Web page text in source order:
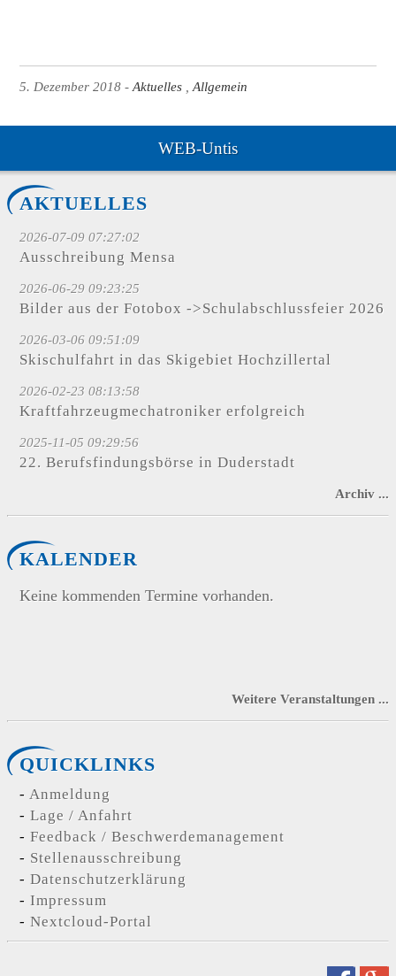
5. Dezember 2018 Aktuelles Allgemein
WEB-Untis
AKTUELLES
2026-07-09 07:27:02
Ausschreibung Mensa
2026-06-29 09:23:25
Bilder aus der Fotobox ->Schulabschlussfeier 2026
2026-03-06 09:51:09
Skischulfahrt in das Skigebiet Hochzillertal
2026-02-23 08:13:58
Kraftfahrzeugmechatroniker erfolgreich
2025-11-05 09:29:56
22. Berufsfindungsbörse in Duderstadt
Archiv ...
KALENDER
Keine kommenden Termine vorhanden.
Weitere Veranstaltungen ...
QUICKLINKS
Anmeldung
Lage / Anfahrt
Feedback / Beschwerdemanagement
Stellenausschreibung
Datenschutzerklärung
Impressum
Nextcloud-Portal